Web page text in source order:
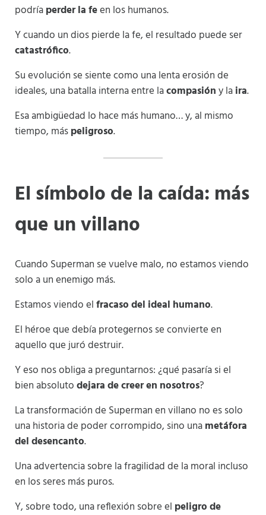
podríaperder la feen los humanos.
Y cuando un dios pierde la fe, el resultado puede ser
catastrófico.
Su evolución se siente como una lenta erosión de
ideales, una batalla interna entre lacompasióny laira.
Esa ambigüedad lo hace más humano… y, al mismo
tiempo, máspeligroso.
El símbolo de la caída: más
que un villano
Cuando Superman se vuelve malo, no estamos viendo
solo a un enemigo más.
Estamos viendo elfracaso del ideal humano.
El héroe que debía protegernos se convierte en
aquello que juró destruir.
Y eso nos obliga a preguntarnos: ¿qué pasaría si el
bien absolutodejara de creer en nosotros?
La transformación de Superman en villano no es solo
una historia de poder corrompido, sino unametáfora
del desencanto.
Una advertencia sobre la fragilidad de la moral incluso
en los seres más puros.
Y, sobre todo, una reflexión sobre el peligro de